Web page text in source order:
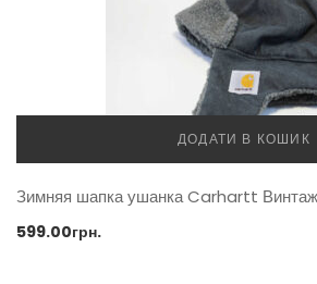
ДОДАТИ В КОШИК
Зимняя шапка ушанка Carhartt
599.00грн.